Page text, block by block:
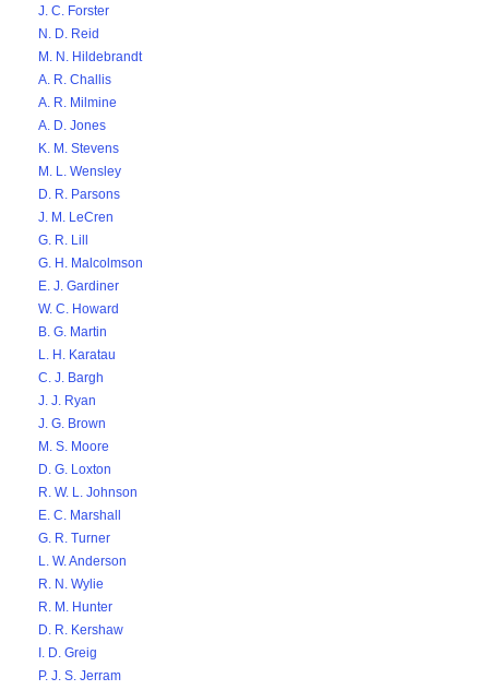
J. C. Forster
N. D. Reid
M. N. Hildebrandt
A. R. Challis
A. R. Milmine
A. D. Jones
K. M. Stevens
M. L. Wensley
D. R. Parsons
J. M. LeCren
G. R. Lill
G. H. Malcolmson
E. J. Gardiner
W. C. Howard
B. G. Martin
L. H. Karatau
C. J. Bargh
J. J. Ryan
J. G. Brown
M. S. Moore
D. G. Loxton
R. W. L. Johnson
E. C. Marshall
G. R. Turner
L. W. Anderson
R. N. Wylie
R. M. Hunter
D. R. Kershaw
I. D. Greig
P. J. S. Jerram